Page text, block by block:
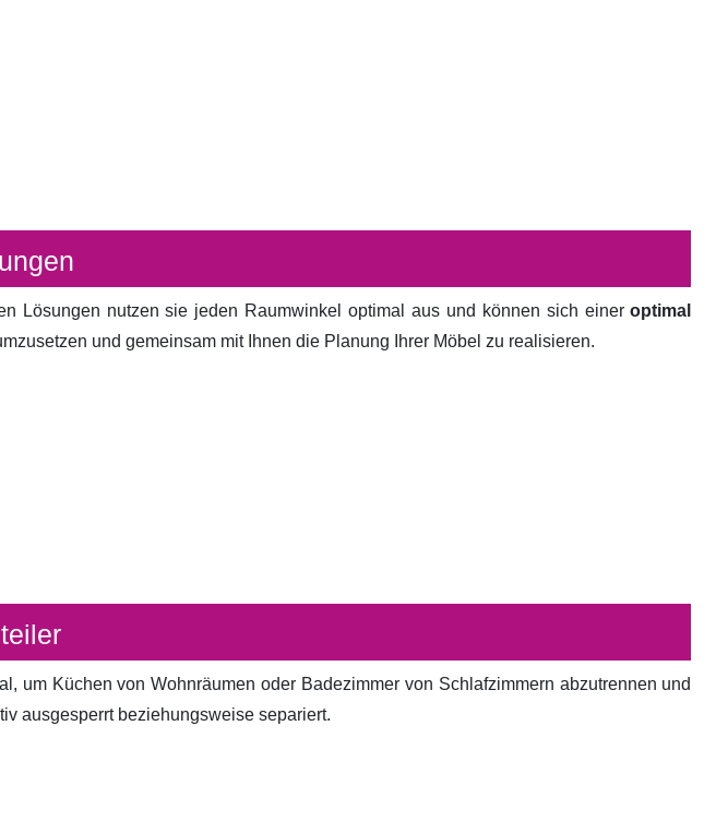
Lösungen nutzen sie jeden Raumwinkel optimal aus und können sich eineroptimal
und gemeinsam mit Ihnen die Planung Ihrer Möbel zu realisieren.
um Küchen von Wohnräumen oder Badezimmer von Schlafzimmern abzutrennen und
ausgesperrt beziehungsweise separiert.